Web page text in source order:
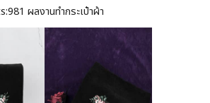
981 ผลงานทำกระเป๋าผ้า